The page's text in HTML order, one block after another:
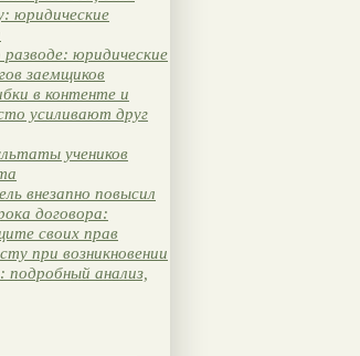
юридические
юридические
заемщиков
в контенте и
усиливают друг
учеников
внезапно повысил
договора:
своих прав
при возникновении
анализ,